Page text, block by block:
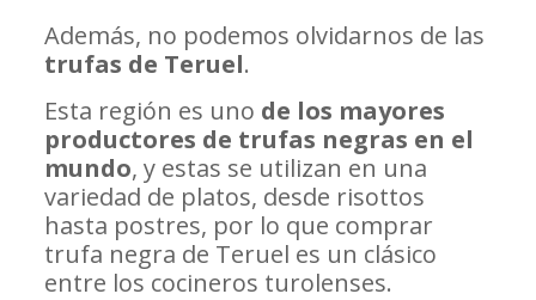
Además, no podemos olvidarnos de las
trufas de Teruel.
Esta región es uno de los mayores
productores de trufas negras en el
mundo, y estas se utilizan en una
variedad de platos, desde risottos
hasta postres, por lo que comprar
trufa negra de Teruel es un clásico
entre los cocineros turolenses.